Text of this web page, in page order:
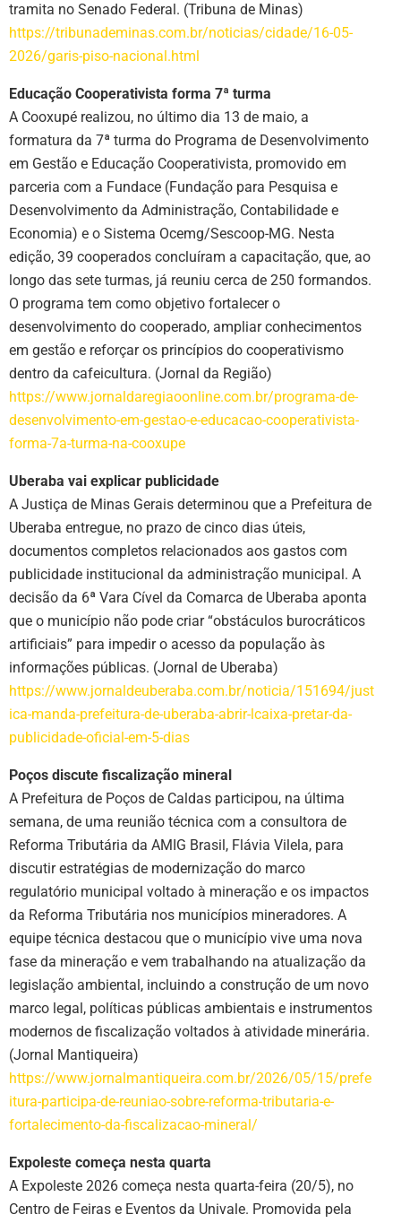
tramita no Senado Federal. (Tribuna de Minas)
https://tribunademinas.com.br/noticias/cidade/16-05-
2026/garis-piso-nacional.html
Educação Cooperativista forma 7ª turma
A Cooxupé realizou, no último dia 13 de maio, a
formatura da 7ª turma do Programa de Desenvolvimento
em Gestão e Educação Cooperativista, promovido em
parceria com a Fundace (Fundação para Pesquisa e
Desenvolvimento da Administração, Contabilidade e
Economia) e o Sistema Ocemg/Sescoop-MG. Nesta
edição, 39 cooperados concluíram a capacitação, que, ao
longo das sete turmas, já reuniu cerca de 250 formandos.
O programa tem como objetivo fortalecer o
desenvolvimento do cooperado, ampliar conhecimentos
em gestão e reforçar os princípios do cooperativismo
dentro da cafeicultura. (Jornal da Região)
https://www.jornaldaregiaoonline.com.br/programa-de-
desenvolvimento-em-gestao-e-educacao-cooperativista-
forma-7a-turma-na-cooxupe
Uberaba vai explicar publicidade
A Justiça de Minas Gerais determinou que a Prefeitura de
Uberaba entregue, no prazo de cinco dias úteis,
documentos completos relacionados aos gastos com
publicidade institucional da administração municipal. A
decisão da 6ª Vara Cível da Comarca de Uberaba aponta
que o município não pode criar “obstáculos burocráticos
artificiais” para impedir o acesso da população às
informações públicas. (Jornal de Uberaba)
https://www.jornaldeuberaba.com.br/noticia/151694/just
ica-manda-prefeitura-de-uberaba-abrir-lcaixa-pretar-da-
publicidade-oficial-em-5-dias
Poços discute fiscalização mineral
A Prefeitura de Poços de Caldas participou, na última
semana, de uma reunião técnica com a consultora de
Reforma Tributária da AMIG Brasil, Flávia Vilela, para
discutir estratégias de modernização do marco
regulatório municipal voltado à mineração e os impactos
da Reforma Tributária nos municípios mineradores. A
equipe técnica destacou que o município vive uma nova
fase da mineração e vem trabalhando na atualização da
legislação ambiental, incluindo a construção de um novo
marco legal, políticas públicas ambientais e instrumentos
modernos de fiscalização voltados à atividade minerária.
(Jornal Mantiqueira)
https://www.jornalmantiqueira.com.br/2026/05/15/prefe
itura-participa-de-reuniao-sobre-reforma-tributaria-e-
fortalecimento-da-fiscalizacao-mineral/
Expoleste começa nesta quarta
A Expoleste 2026 começa nesta quarta-feira (20/5), no
Centro de Feiras e Eventos da Univale. Promovida pela